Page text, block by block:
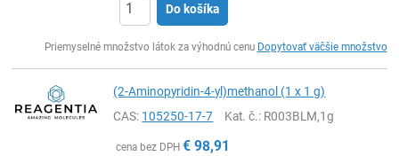
Do košíka
Priemyselné množstvo látok za výhodnú cenu Dopytovať väčšie množstvo
(2-Aminopyridin-4-yl)methanol (1 x 1 g)
CAS: 105250-17-7 Kat. č.: R003BLM,1g
cena bez DPH € 98,91